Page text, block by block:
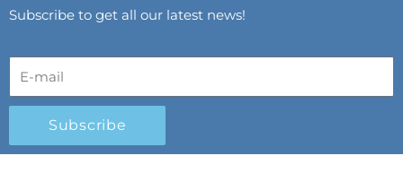
Subscribe to get all our latest news!
Subscribe